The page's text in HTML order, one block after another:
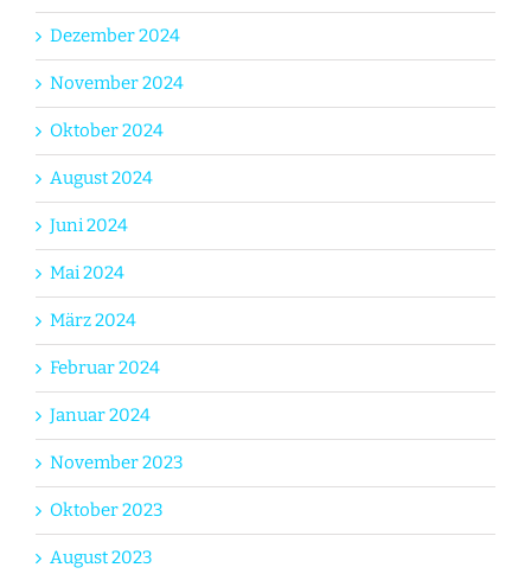
Dezember 2024
November 2024
Oktober 2024
August 2024
Juni 2024
Mai 2024
März 2024
Februar 2024
Januar 2024
November 2023
Oktober 2023
August 2023